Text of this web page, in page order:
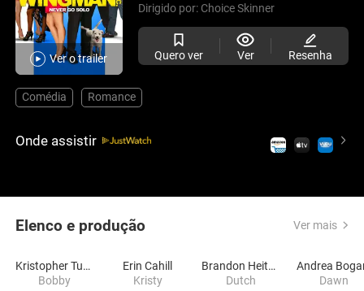
Ver o trailer
Dirigido por: Choice Skinner
Quero ver Ver Resenha
Comédia Romance
Onde assistir
Elenco e produção Ver mais
Kristopher Turner
Bobby
Erin Cahill
Kristy
Brandon Heitkamp
Dutch
Andrea
Dawn